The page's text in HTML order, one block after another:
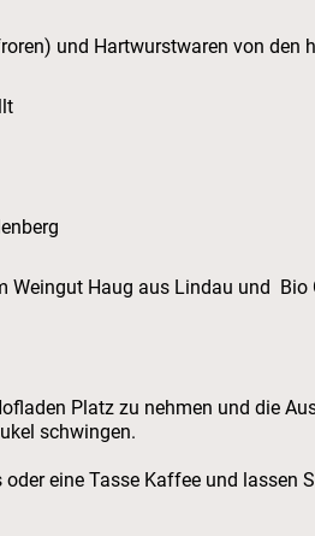
(eingefroren) und
Weingut Haug aus Lindau und Bio
Platz zu nehmen und die
schwingen.
eine Tasse Kaffee und